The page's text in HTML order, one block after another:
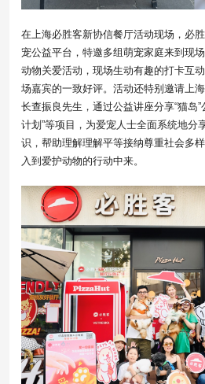
在上海必胜客新协信餐厅活动现场，必
宠公益平台，特邀多组萌宠家庭来到现
动物关爱活动，现场生动有趣的打卡互
场嘉宾的一致好评。活动还特别邀请上
长查振良先生，通过公益讲座分享“猫岛
计划”等项目，为爱宠人士全面系统地分
识，帮助理解理解平等接纳尊重社会多
入到爱护动物的行动中来。